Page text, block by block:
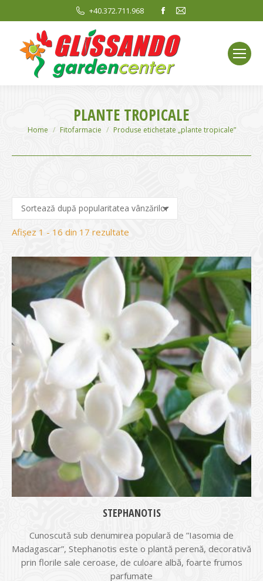
+40.372.711.968
Facebook
opens
in
new
window
Mail
window
PLANTE TROPICALE
You are here:
Home Fitofarmacie Produse etichetate „plante tropicale”
Afișez 1 - 16 din 17 rezultate
evaluarea
medie
STEPHANOTIS
Cunoscută sub denumirea populară de ”Iasomia de
Madagascar”, Stephanotis este o plantă perenă, decorativă
prin florile sale ceroase, de culoare albă, foarte frumos
parfumate